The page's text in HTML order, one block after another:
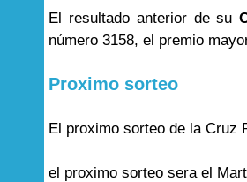
El resultado anterior de su
número 3158, el premio
Proximo sorteo
El proximo sorteo de la Cruz
el proximo sorteo sera el